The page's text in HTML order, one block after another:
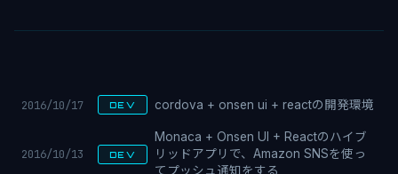
2016/10/17 DEV cordova + onsen ui + reactの開発環境
2016/10/13 DEV
Monaca + Onsen UI + Reactのハイブ
リッドアプリで、Amazon SNSを使っ
てプッシュ通知をする